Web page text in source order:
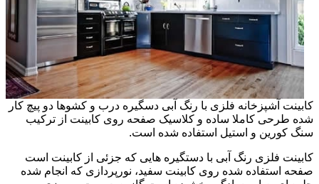
کابینت آشپزخانه فلزی با رنگ آبی دسگیره درب و کشوها دو پیچ کار
شده طرحی کاملا ساده و کلاسیک صفحه روی کابینت از ترکیب
سنگ کورین و استیل استفاده شده است.
کابینت فلزی رنگ آبی با دستگیره هایی که جزئی از کابینت است
صفحه استفاده شده روی کابینت سفید، نورپردازی که انجام شده